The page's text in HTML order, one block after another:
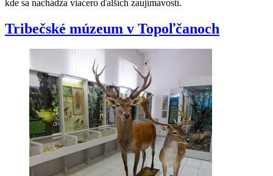
kde sa nachádza viacero ďalších zaujímavostí.
Tribečské múzeum v Topoľčanoch